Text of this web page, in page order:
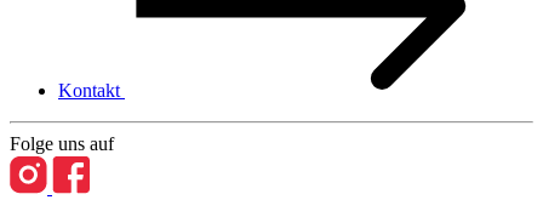
Kontakt
Folge uns auf